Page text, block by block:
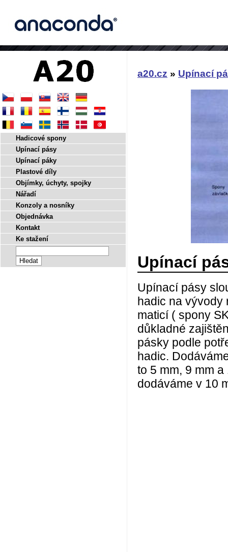
a20.cz » Upínací
Upínací
Upínací pásy
hadic na vývody
maticí ( spony
důkladné
pásky podle
hadic.
to 5 mm, 9 mm
dodáváme v 10
Hadicové spony
Upínací pásy
Upínací páky
Plastové díly
Objímky, úchyty, spojky
Nářadí
Konzoly a nosníky
Objednávka
Kontakt
Ke stažení